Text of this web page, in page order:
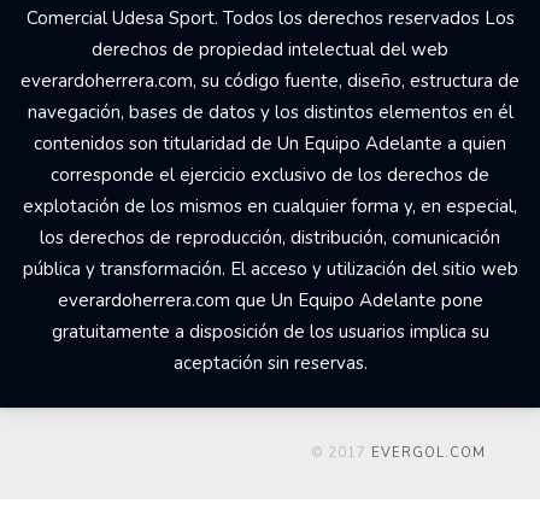
Comercial Udesa Sport. Todos los derechos reservados Los
derechos de propiedad intelectual del web
everardoherrera.com, su código fuente, diseño, estructura de
navegación, bases de datos y los distintos elementos en él
contenidos son titularidad de Un Equipo Adelante a quien
corresponde el ejercicio exclusivo de los derechos de
explotación de los mismos en cualquier forma y, en especial,
los derechos de reproducción, distribución, comunicación
pública y transformación. El acceso y utilización del sitio web
everardoherrera.com que Un Equipo Adelante pone
gratuitamente a disposición de los usuarios implica su
aceptación sin reservas.
© 2017 EVERGOL.COM